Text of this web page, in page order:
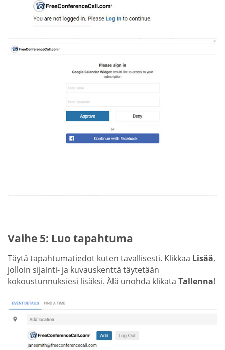
Vaihe 5: Luo tapahtuma
Täytä tapahtumatiedot kuten tavallisesti. Klikkaa Lisää,
jolloin sijainti- ja kuvauskenttä täytetään
kokoustunnuksiesi lisäksi. Älä unohda klikata Tallenna!